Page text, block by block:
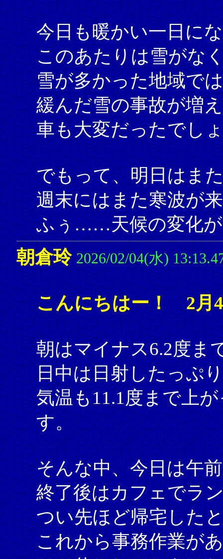
今日も暖かい一日に
このあたりは雪がな
雪が多かった地域で
緩んだ雪の事故が増
車も大変だったでし
でもって、明日はま
週末にはまた寒波が
ふぅ……天候の変化が
朝倉玲 2026/02/04(水)
こんにちはー！ 2月
朝はマイナス6.2度ま
日中は日射したっぷ
気温も11.1度まで上
す。
そんな中、今日は午
終了後はカフェでラ
つい先ほど帰宅した
これから事務作業が